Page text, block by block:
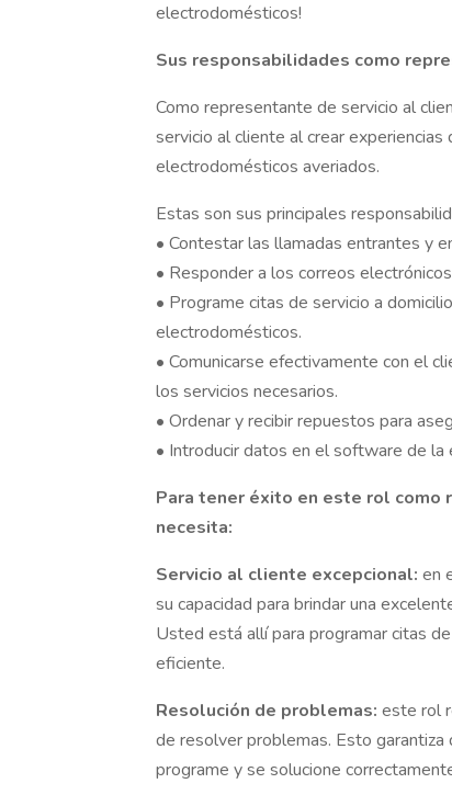
electrodomésticos!
Sus responsabilidades como
Como representante de servicio al
servicio al cliente al crear
electrodomésticos averiados.
Estas son sus principales
• Contestar las llamadas entrantes y
• Responder a los correos
• Programe citas de servicio a
electrodomésticos.
• Comunicarse efectivamente con el
los servicios necesarios.
• Ordenar y recibir repuestos para
• Introducir datos en el software de la
Para tener éxito en este rol
necesita:
Servicio al cliente excepcional: en
su capacidad para brindar una
Usted está allí para programar citas
eficiente.
Resolución de problemas: este rol
de resolver problemas. Esto
programe y se solucione